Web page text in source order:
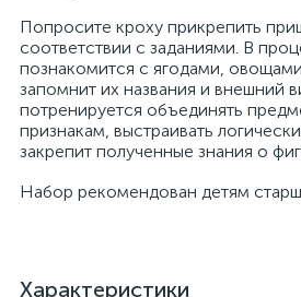
Попросите кроху прикрепить
соответствии с заданиями. В
познакомится с ягодами,
запомнит их названия и внешний
потренируется объединять
признакам, выстраивать
закрепит полученные знания о
Набор рекомендован детям
Характеристики